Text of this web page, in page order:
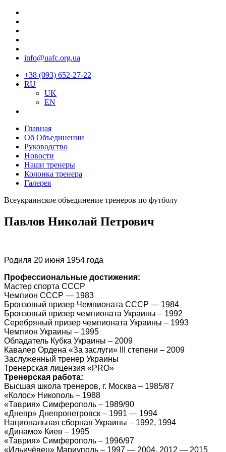
info@uafc.org.ua
+38 (093) 652-27-22
RU
UK
EN
Главная
Об Объединении
Руководство
Новости
Наши тренеры
Колонка тренера
Галерея
Всеукраинское объединение тренеров по футболу
Павлов Николай Петрович
Родиля 20 июня 1954 года
Профессиональные достижения:
Мастер спорта СССР
Чемпион СССР — 1983
Бронзовый призер Чемпионата СССР — 1984
Бронзовый призер чемпионата Украины – 1992
Серебряный призер чемпионата Украины – 1993
Чемпион Украины – 1995
Обладатель Кубка Украины – 2009
Кавалер Ордена «За заслуги» ІІІ степени – 2009
Заслуженный тренер Украины
Тренерская лицензия «PRO»
Тренерская работа:
Высшая школа тренеров, г. Москва – 1985/87
«Колос» Никополь – 1988
«Таврия» Симферополь – 1989/90
«Днепр» Днепропетровск – 1991 — 1994
Национальная сборная Украины – 1992, 1994
«Динамо» Киев – 1995
«Таврия» Симферополь – 1996/97
«Ильичёвец» Мариуполь – 1997 — 2004, 2012 — 2015